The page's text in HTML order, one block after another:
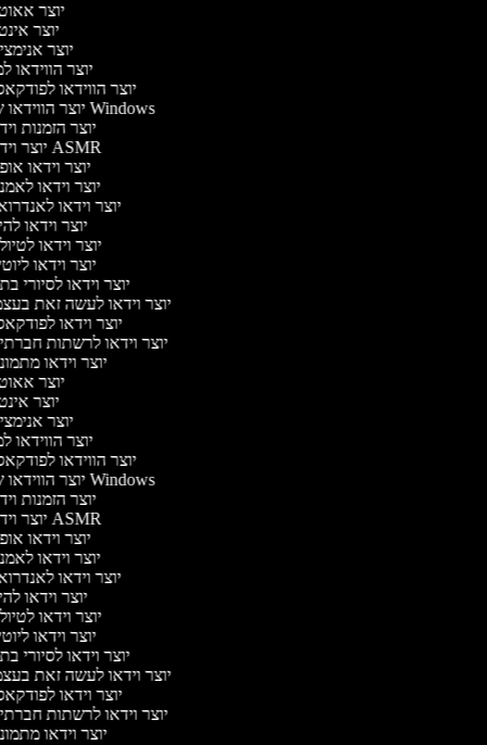
יוצר
יוצר
יוצר
יוצר הווידאו
יוצר הווידאו
יוצר הווידאו של Windows
יוצר הזמנות
יוצר וידאו ASMR
יוצר וידאו
יוצר וידאו
יוצר וידאו
יוצר וידאו
יוצר וידאו
יוצר וידאו
יוצר וידאו לסיורי
יוצר וידאו לעשה זאת
יוצר וידאו
יוצר וידאו לרשתות
יוצר וידאו
יוצר
יוצר
יוצר
יוצר הווידאו
יוצר הווידאו
יוצר הווידאו של Windows
יוצר הזמנות
יוצר וידאו ASMR
יוצר וידאו
יוצר וידאו
יוצר וידאו
יוצר וידאו
יוצר וידאו
יוצר וידאו
יוצר וידאו לסיורי
יוצר וידאו לעשה זאת
יוצר וידאו
יוצר וידאו לרשתות
יוצר וידאו